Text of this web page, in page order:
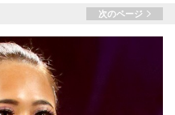
次のページ